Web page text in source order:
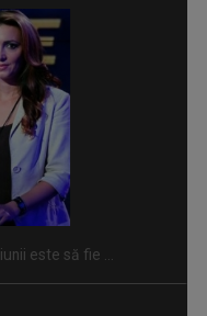
este să fie ...